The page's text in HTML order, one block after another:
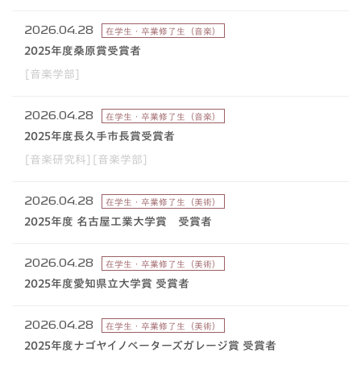
2026.04.28 在学生・卒業修了生（音楽）
2025年度桑原賞受賞者
[音楽学部]
2026.04.28 在学生・卒業修了生（音楽）
2025年度長久手市長賞受賞者
[音楽研究科][音楽学部]
2026.04.28 在学生・卒業修了生（美術）
2025年度 名古屋⼯業⼤学賞 受賞者
2026.04.28 在学生・卒業修了生（美術）
2025年度愛知県立大学賞 受賞者
2026.04.28 在学生・卒業修了生（美術）
2025年度ナゴヤイノベーターズガレージ賞 受賞者